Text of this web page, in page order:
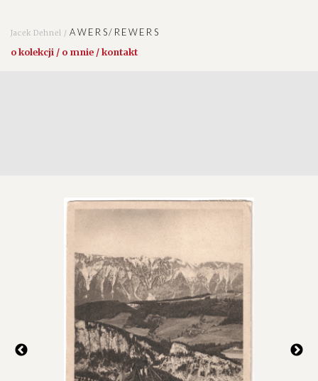
Jacek Dehnel /AWERS/REWERS
o kolekcji / o mnie / kontakt